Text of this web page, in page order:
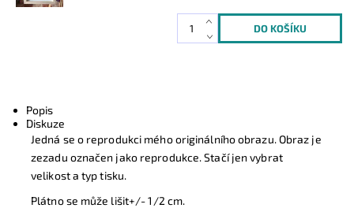
Popis
Diskuze
Jedná se o reprodukci mého originálního obrazu. Obraz je
zezadu označen jako reprodukce. Stačí jen vybrat
velikost a typ tisku.
Plátno se může lišit+/- 1/2 cm.